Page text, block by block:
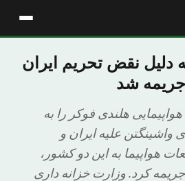
دلیل نقض تحریم ایران
هلندی فوکر را به
علیه ایران و
هواپیما به این دو کشور،
دلار جریمه کرد. وزارت خزانه داری